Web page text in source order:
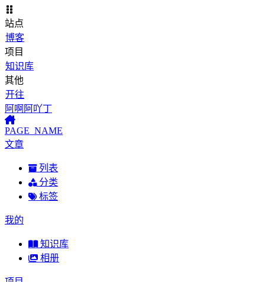
站点
博客
项目
知识库
其他
开往
阿啊阿吖丁
PAGE_NAME
文章
列表
分类
标签
我的
知识库
相册